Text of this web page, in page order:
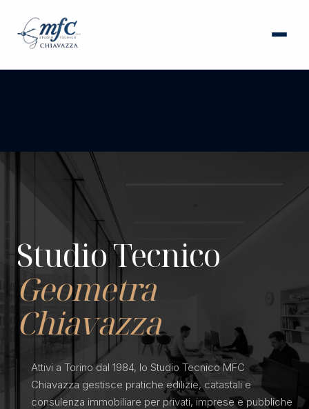
PROGETTAZIONE INTEGRATA
PERMESSO DI COSTRUIRE
CILA IN SANATORIA
PROGETTAZIONE IN CAD
CONSULENZA IMMOBILIARE
SUCCESSIONE
RIUNIONI DI USUFRUTTO
CERTIFICAZIONE ENERGETICA (APE)
PRATICHE CATASTALI
CHI SIAMO
RICHIEDI UN PREVENTIVO
Studio Tecnico
Geometra
Chiavazza
Attivi a Torino dal 1984, lo Studio Tecnico MFC
Chiavazza gestisce pratiche edilizie, catastali e
consulenza immobiliare per privati, imprese e pubbliche